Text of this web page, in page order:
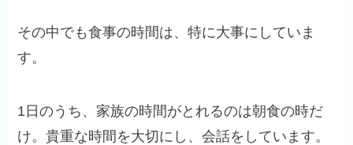
その中でも食事の時間は、特に大事にしていま
す。
1日のうち、家族の時間がとれるのは朝食の時だ
け。貴重な時間を大切にし、会話をしています。